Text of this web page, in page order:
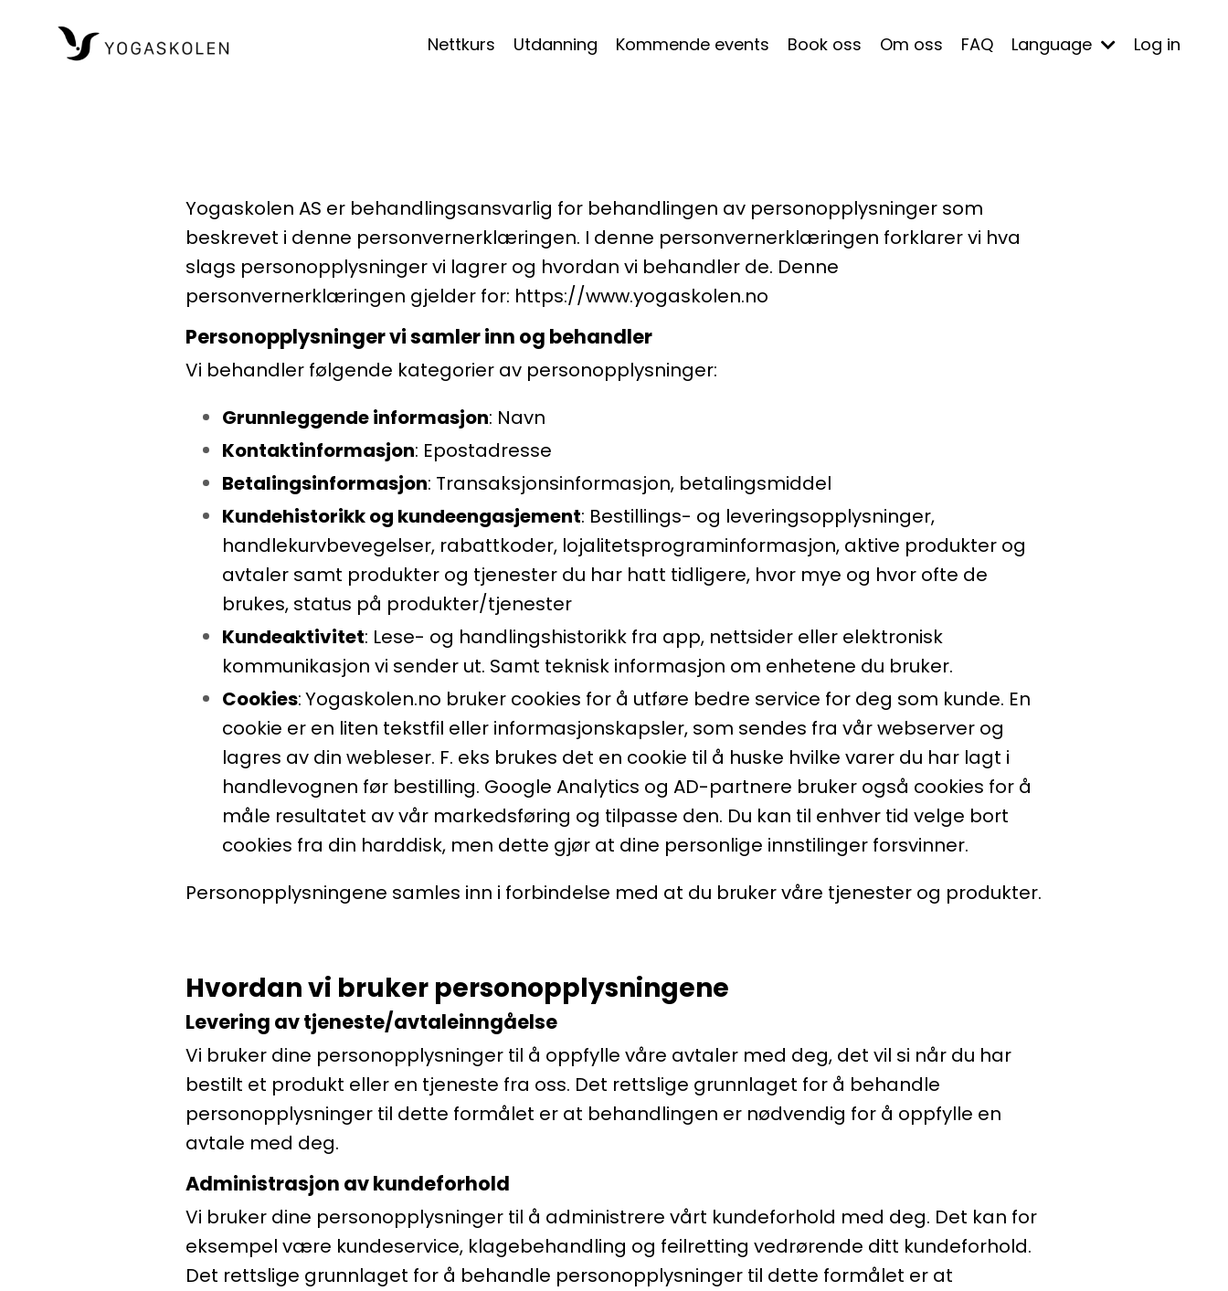
Nettkurs Utdanning Kommende events Book oss Om oss FAQ Language Log in
Yogaskolen AS er behandlingsansvarlig for behandlingen av personopplysninger som
beskrevet i denne personvernerklæringen. I denne personvernerklæringen forklarer vi hva
slags personopplysninger vi lagrer og hvordan vi behandler de. Denne
personvernerklæringen gjelder for: https://www.yogaskolen.no
Personopplysninger vi samler inn og behandler
Vi behandler følgende kategorier av personopplysninger:
Grunnleggende informasjon: Navn
Kontaktinformasjon: Epostadresse
Betalingsinformasjon: Transaksjonsinformasjon, betalingsmiddel
Kundehistorikk og kundeengasjement: Bestillings- og leveringsopplysninger,
handlekurvbevegelser, rabattkoder, lojalitetsprograminformasjon, aktive produkter og
avtaler samt produkter og tjenester du har hatt tidligere, hvor mye og hvor ofte de
brukes, status på produkter/tjenester
Kundeaktivitet: Lese- og handlingshistorikk fra app, nettsider eller elektronisk
kommunikasjon vi sender ut. Samt teknisk informasjon om enhetene du bruker.
Cookies:Yogaskolen.no bruker cookies for å utføre bedre service for deg som kunde. En
cookie er en liten tekstfil eller informasjonskapsler, som sendes fra vår webserver og
lagres av din webleser. F. eks brukes det en cookie til å huske hvilke varer du har lagt i
handlevognen før bestilling. Google Analytics og AD-partnere bruker også cookies for å
måle resultatet av vår markedsføring og tilpasse den. Du kan til enhver tid velge bort
cookies fra din harddisk, men dette gjør at dine personlige innstilinger forsvinner.
Personopplysningene samles inn i forbindelse med at du bruker våre tjenester og produkter.
Hvordan vi bruker personopplysningene
Levering av tjeneste/avtaleinngåelse
Vi bruker dine personopplysninger til å oppfylle våre avtaler med deg, det vil si når du har
bestilt et produkt eller en tjeneste fra oss. Det rettslige grunnlaget for å behandle
personopplysninger til dette formålet er at behandlingen er nødvendig for å oppfylle en
avtale med deg.
Administrasjon av kundeforhold
Vi bruker dine personopplysninger til å administrere vårt kundeforhold med deg. Det kan for
eksempel være kundeservice, klagebehandling og feilretting vedrørende ditt kundeforhold.
Det rettslige grunnlaget for å behandle personopplysninger til dette formålet er at